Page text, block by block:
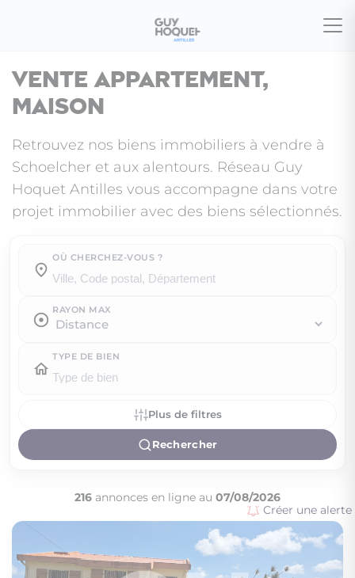
Vente appartement,
maison
Retrouvez nos biens immobiliers à vendre à
Schoelcher et aux alentours. Réseau Guy
Hoquet Antilles vous accompagne dans votre
projet immobilier avec des biens sélectionnés.
OÙ CHERCHEZ-VOUS ?
RAYON MAX
TYPE DE BIEN
Plus de filtres
Rechercher
216 annonces en ligne au 07/08/2026
Créer une alerte